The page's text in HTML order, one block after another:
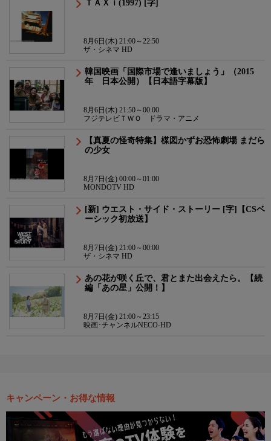
ＴＡＸｉ(1997) [字]
8月6日(木) 21:00～22:50
ザ・シネマ HD
韓国映画「国際市場で逢いましょう」（2015
年 日本公開）【日本語字幕版】
8月6日(木) 21:50～00:00
フジテレビＴＷＯ ドラマ・アニメ
【真夏の怪奇特集】楳図かずお恐怖劇場 まだら
の少女
8月7日(金) 00:00～01:00
MONDOTV HD
[新] ウエスト・サイド・ストーリー [字]【CSベ
ーシック初放送】
8月7日(金) 21:00～00:00
ザ・シネマ HD
あの花が咲く丘で、君とまた出会えたら。【続
編「あの星」公開！】
8月7日(金) 21:00～23:15
映画･チャンネルNECO-HD
キャンペーン・お得な情報